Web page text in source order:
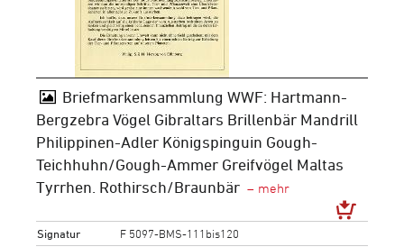
Briefmarkensammlung WWF: Hartmann-
Bergzebra Vögel Gibraltars Brillenbär Mandrill
Philippinen-Adler Königspinguin Gough-
Teichhuhn/Gough-Ammer Greifvögel Maltas
Tyrrhen. Rothirsch/Braunbär
Signatur
F 5097-BMS-111bis120